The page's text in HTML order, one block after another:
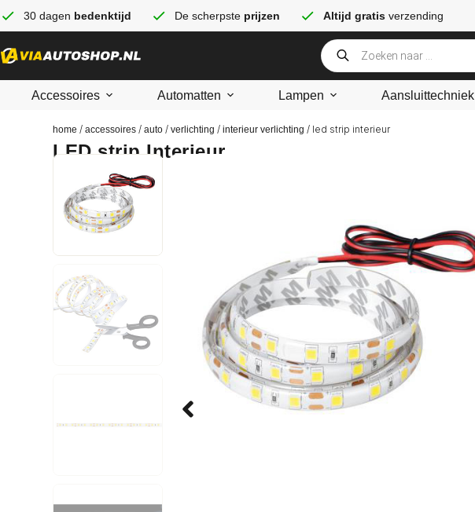
30 dagen bedenktijd De scherpste prijzen Altijd gratis verzending
Accessoires Automatten Lampen Aansluittechniek
home /accessoires /auto /verlichting /interieur verlichting / led strip interieur
LED strip Interieur